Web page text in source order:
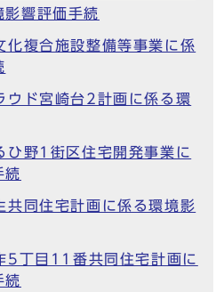
影響評価手続
複合施設整備等事業に係
ド宮崎台2計画に係る環
野1街区住宅開発事業に
続
同住宅計画に係る環境影
丁目11番共同住宅計画に
続